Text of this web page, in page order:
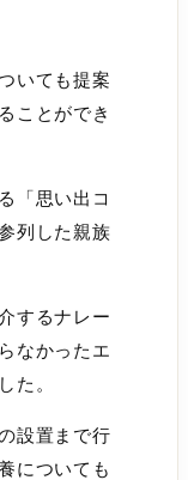
いても提案
ことができ
「思い出コ
列した親族
するナレー
なかったエ
た。
設置まで行
についても